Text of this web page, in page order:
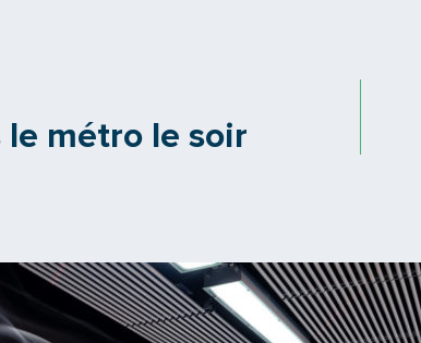
le métro le soir